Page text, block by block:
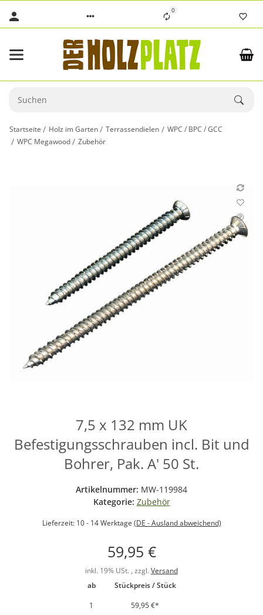
0
Startseite Holz im Garten Terrassendielen
WPC / BPC / GCC
WPC Megawood
Zubehör
7,5 x 132 mm UK
Befestigungsschrauben incl. Bit und
Bohrer, Pak. A' 50 St.
Artikelnummer: MW-119984
Kategorie: Zubehör
Lieferzeit: 10 - 14 Werktage (DE - Ausland abweichend)
59,95 €
inkl. 19% USt. , zzgl. Versand
ab
Stückpreis / Stück
1
59,95 €*